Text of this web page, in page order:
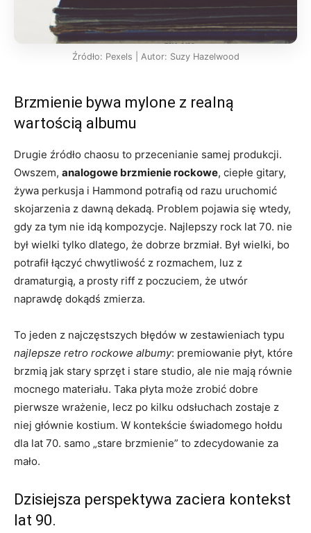
Źródło: Pexels | Autor: Suzy Hazelwood
Brzmienie bywa mylone z realną
wartością albumu
Drugie źródło chaosu to przecenianie samej produkcji.
Owszem, analogowe brzmienie rockowe, ciepłe gitary,
żywa perkusja i Hammond potrafią od razu uruchomić
skojarzenia z dawną dekadą. Problem pojawia się wtedy,
gdy za tym nie idą kompozycje. Najlepszy rock lat 70. nie
był wielki tylko dlatego, że dobrze brzmiał. Był wielki, bo
potrafił łączyć chwytliwość z rozmachem, luz z
dramaturgią, a prosty riff z poczuciem, że utwór
naprawdę dokądś zmierza.
To jeden z najczęstszych błędów w zestawieniach typu
najlepsze retro rockowe albumy: premiowanie płyt, które
brzmią jak stary sprzęt i stare studio, ale nie mają równie
mocnego materiału. Taka płyta może zrobić dobre
pierwsze wrażenie, lecz po kilku odsłuchach zostaje z
niej głównie kostium. W kontekście świadomego hołdu
dla lat 70. samo „stare brzmienie” to zdecydowanie za
mało.
Dzisiejsza perspektywa zaciera kontekst
lat 90.